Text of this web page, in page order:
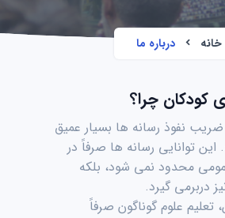
خانه درباره ما
کودکان چرا؟
نفوذ رسانه ها بسیار عمیق
توانایی رسانه ها صرفاً در
محدود نمی شود، بلکه
دربرمی گیرد.
تعلیم علوم گوناگون صرفاً